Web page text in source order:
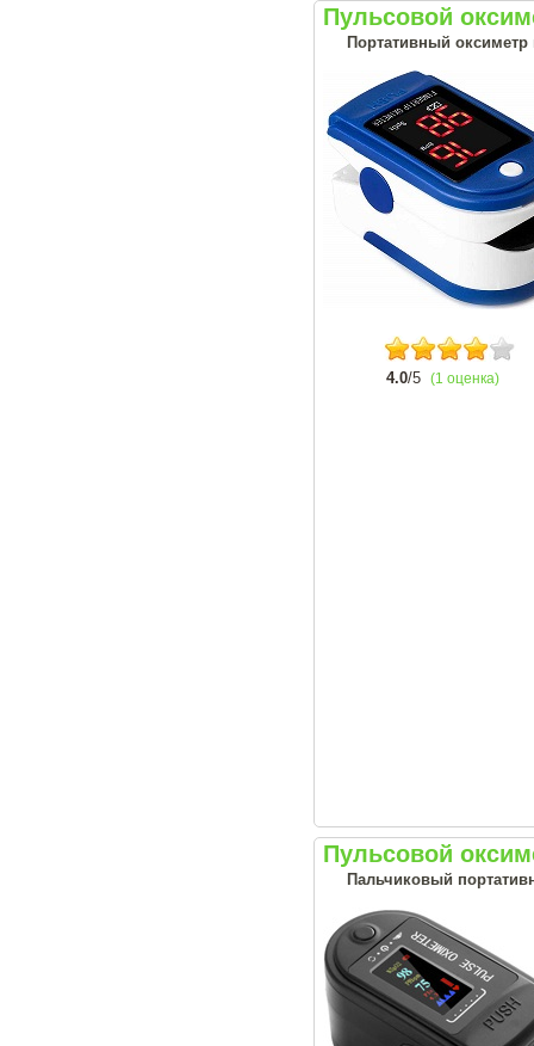
Пульсовой
Портативный оксиметр
4.0/5 (1 оценка)
Пульсовой
Пальчиковый